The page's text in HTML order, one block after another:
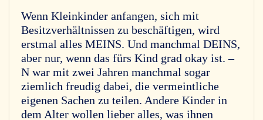
Wenn Kleinkinder anfangen, sich mit
Besitzverhältnissen zu beschäftigen, wird
erstmal alles MEINS. Und manchmal DEINS,
aber nur, wenn das fürs Kind grad okay ist. –
N war mit zwei Jahren manchmal sogar
ziemlich freudig dabei, die vermeintliche
eigenen Sachen zu teilen. Andere Kinder in
dem Alter wollen lieber alles, was ihnen